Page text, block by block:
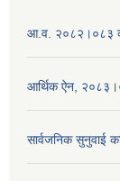
आ.व. २०८२।०८३ को
आर्थिक ऐन,
सार्वजनिक सुनुवाई